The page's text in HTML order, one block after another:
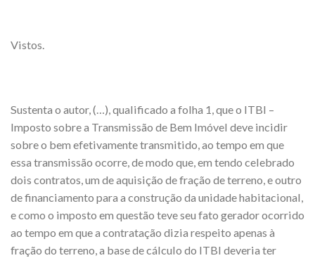
Vistos.
Sustenta o autor, (…), qualificado a folha 1, que o ITBI –
Imposto sobre a Transmissão de Bem Imóvel deve incidir
sobre o bem efetivamente transmitido, ao tempo em que
essa transmissão ocorre, de modo que, em tendo celebrado
dois contratos, um de aquisição de fração de terreno, e outro
de financiamento para a construção da unidade habitacional,
e como o imposto em questão teve seu fato gerador ocorrido
ao tempo em que a contratação dizia respeito apenas à
fração do terreno, a base de cálculo do ITBI deveria ter